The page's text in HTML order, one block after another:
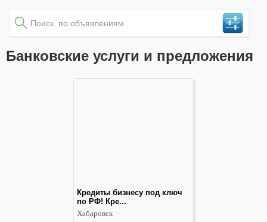
Банковские услуги и предложения
Кредиты бизнесу под ключ
по РФ! Кре...
Хабаровск